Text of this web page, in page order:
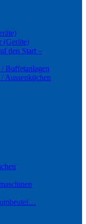
(Geräte)
den Start –
Buffetanlagen
Aussenküchen